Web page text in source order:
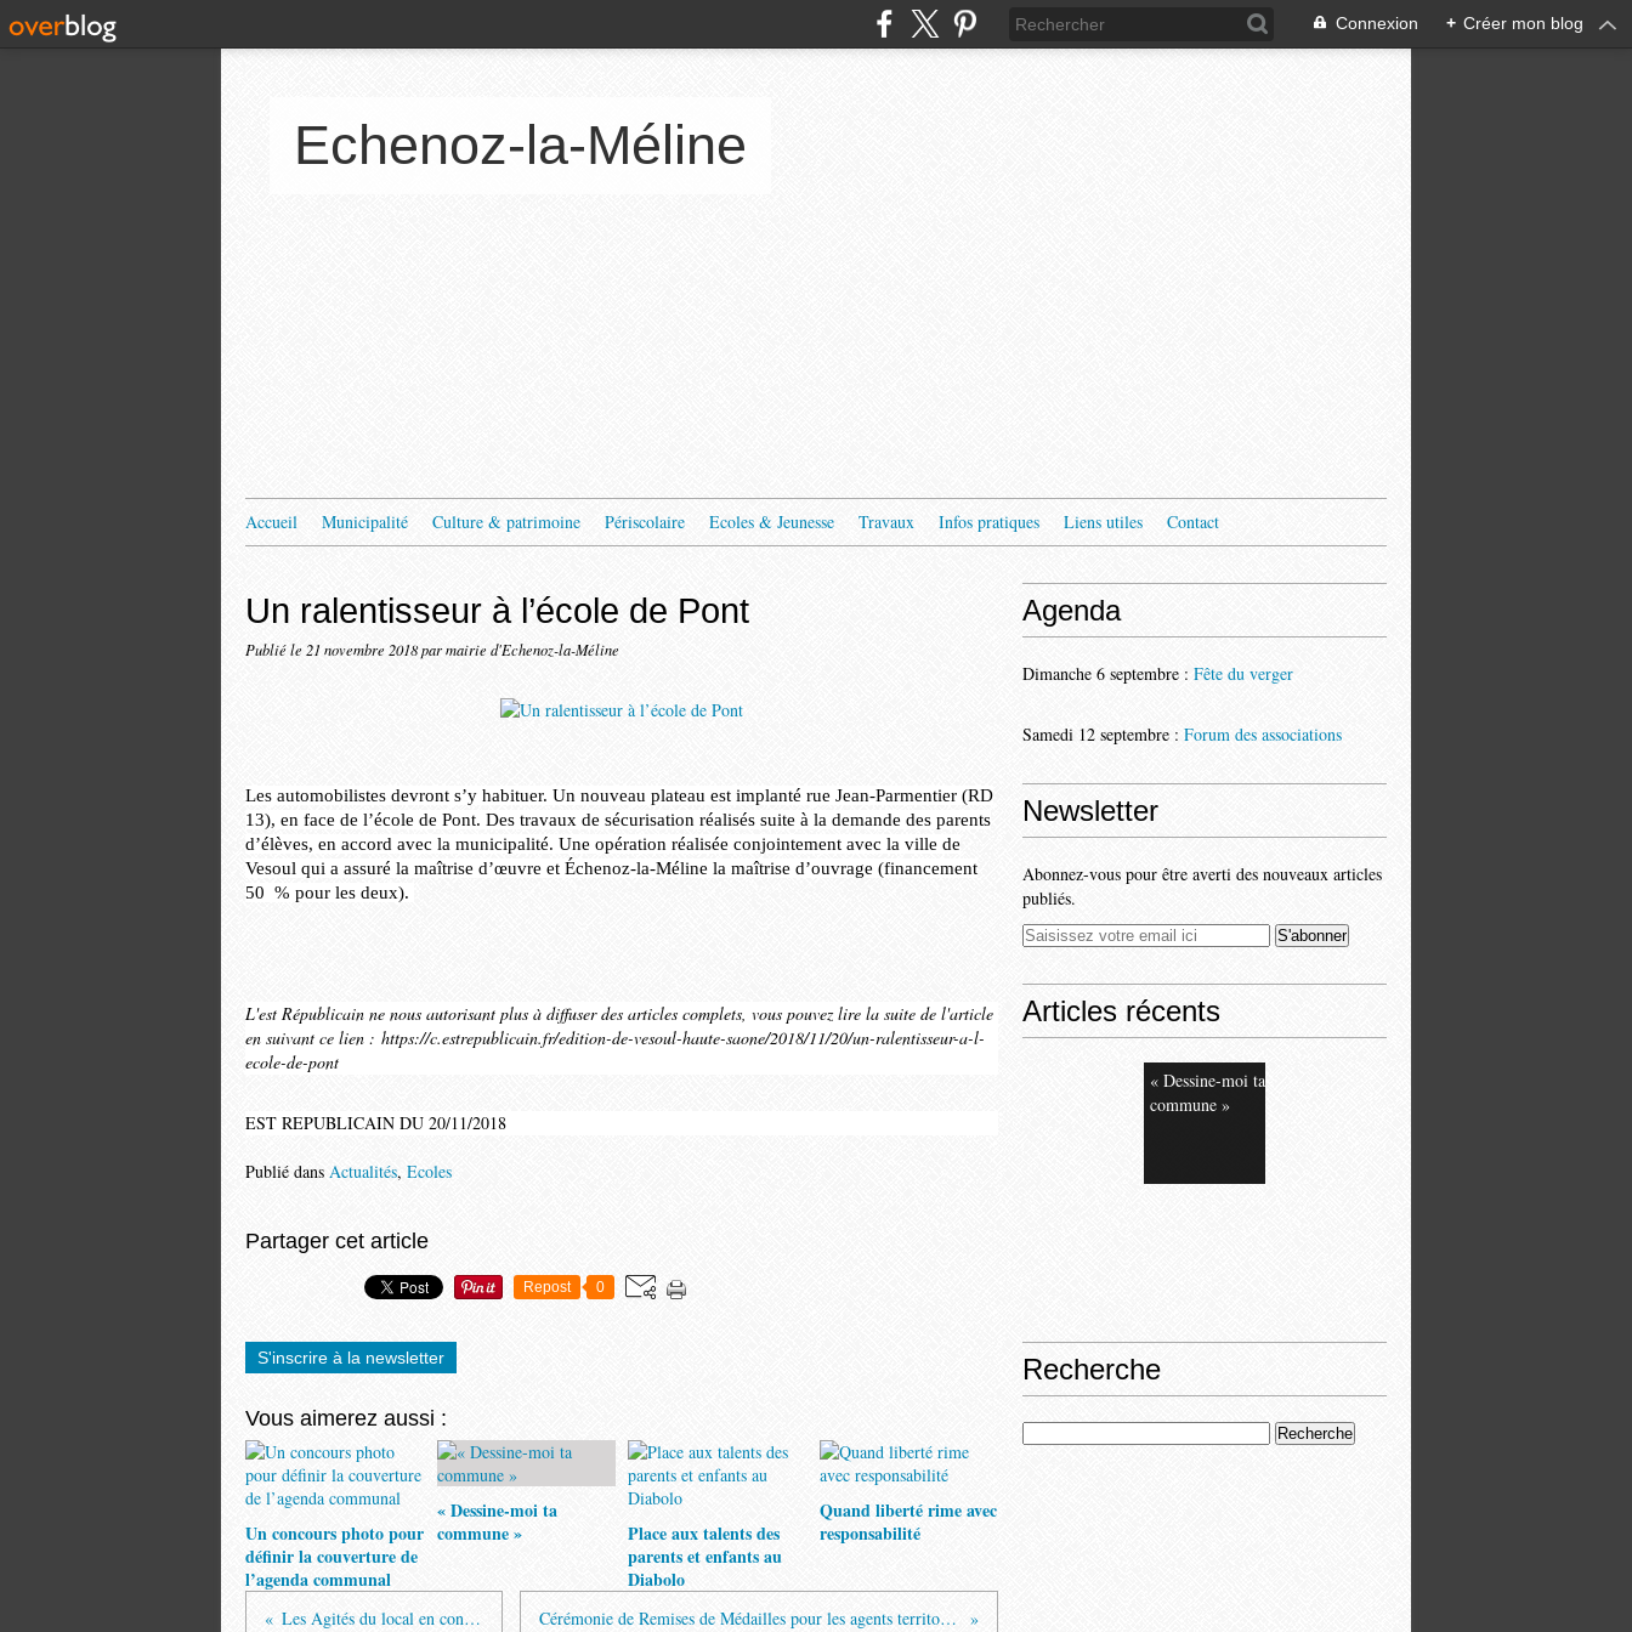
Connexion + Créer mon blog
Echenoz-la-Méline
Accueil Municipalité Culture & patrimoine Périscolaire Ecoles & Jeunesse Travaux Infos pratiques Liens utiles Contact
Un ralentisseur à l’école de Pont
Publié le 21 novembre 2018par mairie d'Echenoz-la-Méline
Les automobilistes devront s’y habituer. Un nouveau plateau est implanté rue Jean-Parmentier (RD
13), en face de l’école de Pont. Des travaux de sécurisation réalisés suite à la demande des parents
d’élèves, en accord avec la municipalité. Une opération réalisée conjointement avec la ville de
Vesoul qui a assuré la maîtrise d’œuvre et Échenoz-la-Méline la maîtrise d’ouvrage (financement
50 % pour les deux).
L'est Républicain ne nous autorisant plus à diffuser des articles complets, vous pouvez lire la suite de l'article
en suivant ce lien : https://c.estrepublicain.fr/edition-de-vesoul-haute-saone/2018/11/20/un-ralentisseur-a-l-
ecole-de-pont
EST REPUBLICAIN DU 20/11/2018
Publié dans Actualités, Ecoles
Partager cet article
Repost 0
S'inscrire à la newsletter
Vous aimerez aussi :
Un concours photo pour
définir la couverture de
l’agenda communal
« Dessine-moi ta
commune »
Place aux talents des
parents et enfants au
Diabolo
Quand liberté rime avec
responsabilité
Les Agités du local en concert Cérémonie de Remises de Médailles pour les agents territoriaux
Agenda
Dimanche 6 septembre : Fête du verger
Samedi 12 septembre : Forum des associations
Newsletter
Abonnez-vous pour être averti des nouveaux articles
publiés.
Articles récents
« Dessine-moi ta
commune »
Recherche